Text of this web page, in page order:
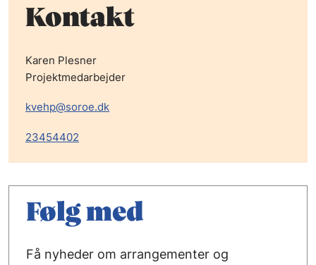
Kontakt
Karen Plesner
Projektmedarbejder
kvehp@soroe.dk
23454402
Følg med
Få nyheder om arrangementer og